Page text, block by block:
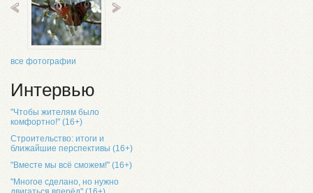
все фотографии
Интервью
"Чтобы жителям было
комфортно!" (16+)
Строительство: итоги и
ближайшие перспективы (16+)
"Вместе мы всё сможем!" (16+)
"Многое сделано, но нужно